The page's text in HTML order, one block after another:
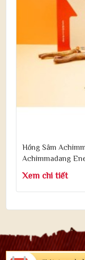
Hồng Sâm
Achimmadang
Xem chi tiết